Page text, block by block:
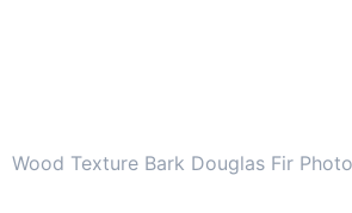
Wood Texture Bark Douglas Fir